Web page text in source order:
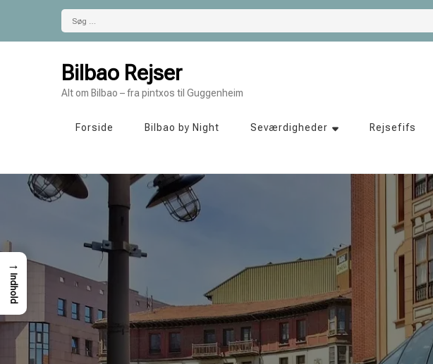
Søg
efter:
Bilbao Rejser
Alt om Bilbao – fra pintxos til Guggenheim
Forside Bilbao by Night Seværdigheder Rejsefifs
→
Indhold